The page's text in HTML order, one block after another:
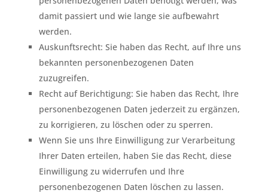
damit passiert und wie lange sie aufbewahrt
werden.
Auskunftsrecht: Sie haben das Recht, auf Ihre uns
bekannten personenbezogenen Daten
zuzugreifen.
Recht auf Berichtigung: Sie haben das Recht, Ihre
personenbezogenen Daten jederzeit zu ergänzen,
zu korrigieren, zu löschen oder zu sperren.
Wenn Sie uns Ihre Einwilligung zur Verarbeitung
Ihrer Daten erteilen, haben Sie das Recht, diese
Einwilligung zu widerrufen und Ihre
personenbezogenen Daten löschen zu lassen.